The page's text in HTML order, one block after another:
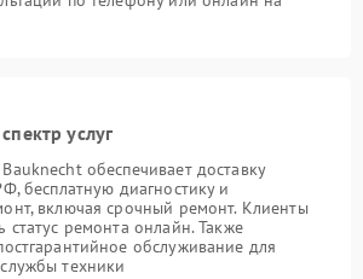
услуг
обеспечивает доставку
бесплатную диагностику и
включая срочный ремонт. Клиенты
статус ремонта онлайн. Также
обслуживание для
техники